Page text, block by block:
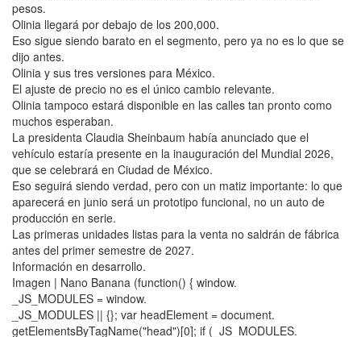
pesos.
Olinia llegará por debajo de los 200,000.
Eso sigue siendo barato en el segmento, pero ya no es lo que se
dijo antes.
Olinia y sus tres versiones para México.
El ajuste de precio no es el único cambio relevante.
Olinia tampoco estará disponible en las calles tan pronto como
muchos esperaban.
La presidenta Claudia Sheinbaum había anunciado que el
vehículo estaría presente en la inauguración del Mundial 2026,
que se celebrará en Ciudad de México.
Eso seguirá siendo verdad, pero con un matiz importante: lo que
aparecerá en junio será un prototipo funcional, no un auto de
producción en serie.
Las primeras unidades listas para la venta no saldrán de fábrica
antes del primer semestre de 2027.
Información en desarrollo.
Imagen | Nano Banana (function() { window.
_JS_MODULES = window.
_JS_MODULES || {}; var headElement = document.
getElementsByTagName("head")[0]; if (_JS_MODULES.